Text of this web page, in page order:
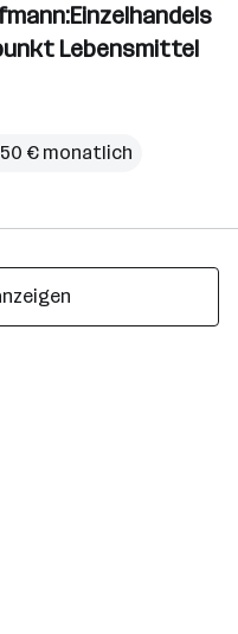
Lebensmittel
€ monatlich